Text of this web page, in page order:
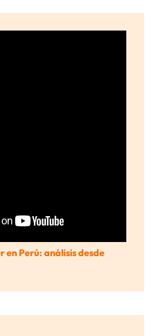
en Perú: análisis desde